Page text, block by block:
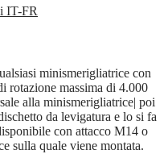
IT-FR
minismerigliatrice con
rotazione massima di 4.000
alla minismerigliatrice| poi
da levigatura e lo si fa
con attacco M14 o
sulla quale viene montata.